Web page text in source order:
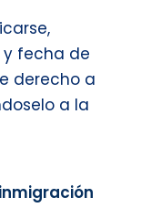
y fecha de
derecho a
a la